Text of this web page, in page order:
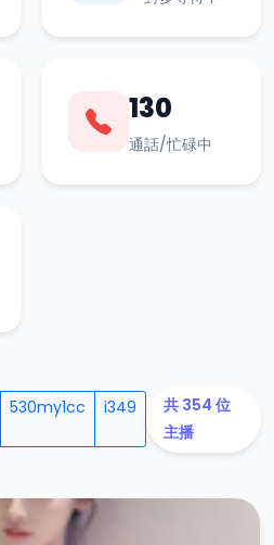
130
通話/忙碌中
530my1cc i349
共 354 位
主播